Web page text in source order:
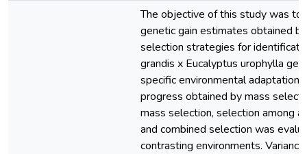
The objective of this study was to
genetic gain estimates obtained
selection strategies for
grandis x Eucalyptus urophylla
specific environmental adaptation.
progress obtained by mass
mass selection, selection among
and combined selection was
contrasting environments.